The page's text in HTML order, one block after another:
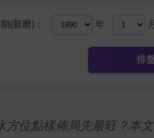
(新曆)： 年 月
排
方位點樣佈局先最旺？本